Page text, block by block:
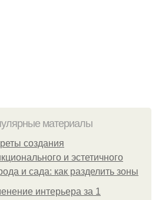
материалы
создания
и эстетичного
и сада: как разделить зоны
интерьера за 1